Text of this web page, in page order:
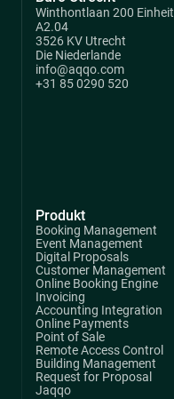
Winthontlaan 200 Einheit
A2.04
3526 KV Utrecht
Die Niederlande
info@aqqo.com
+31 85 0290 520
Produkt
Booking Management
Event Management
Digital Proposals
Customer Management
Online Booking Engine
Invoicing
Accounting Integration
Online Payments
Point of Sale
Remote Access Control
Building Management
Request for Proposal
Jaqqo